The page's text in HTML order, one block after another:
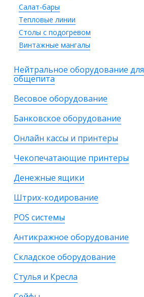
Салат-бары
Тепловые линии
Столы с подогревом
Винтажные мангалы
Нейтральное оборудование для
общепита
Весовое оборудование
Банковское оборудование
Онлайн кассы и принтеры
Чекопечатающие принтеры
Денежные ящики
Штрих-кодирование
POS системы
Антикражное оборудование
Складское оборудование
Стулья и Кресла